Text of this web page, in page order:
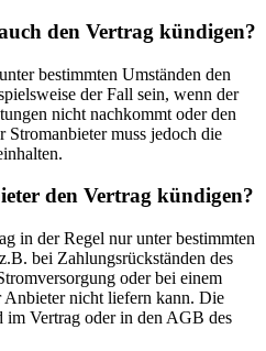
den Vertrag kündigen?
bestimmten Umständen den
der Fall sein, wenn der
nicht nachkommt oder den
muss jedoch die
den Vertrag kündigen?
in der Regel nur unter bestimmten
bei Zahlungsrückständen des
oder bei einem
Anbieter nicht liefern kann. Die
im Vertrag oder in den AGB des